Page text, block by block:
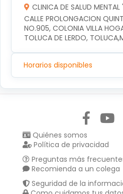
CLINICA DE SALUD MENTAL
CALLE PROLONGACION
NO.905, COLONIA VILLA
TOLUCA DE LERDO,
Horarios disponibles
Quiénes somos
Política de privacidad
Preguntas más
Recomienda a un colega
Seguridad de la